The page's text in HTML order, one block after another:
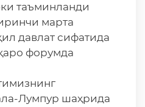
таъминланди
марта
давлат сифатида
форумда
Лумпур шаҳрида